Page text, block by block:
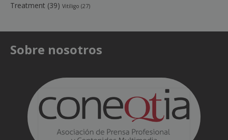
Treatment (39) Vitíligo (27)
Sobre nosotros